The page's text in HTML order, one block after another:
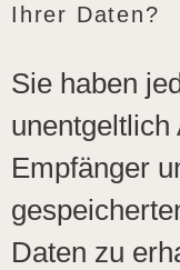
Ihrer Daten?
Sie haben
unentgeltlich
Empfänger
Daten zu